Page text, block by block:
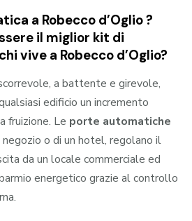
a Robecco d’Oglio ?
il miglior kit di
vive a Robecco d’Oglio?
a battente e girevole,
edificio un incremento
fruizione. Le porte automatiche
o di un hotel, regolano il
da un locale commerciale ed
energetico grazie al controllo